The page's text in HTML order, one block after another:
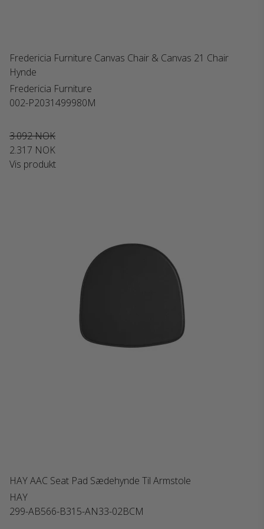
Fredericia Furniture Canvas Chair & Canvas 21 Chair
Hynde
Fredericia Furniture
002-P2031499980M
3.092 NOK
2.317 NOK
Vis produkt
HAY AAC Seat Pad Sædehynde Til Armstole
HAY
299-AB566-B315-AN33-02BCM